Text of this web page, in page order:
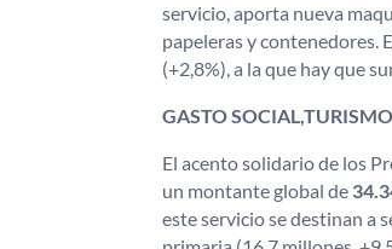
servicio, aporta nueva
papeleras y contenedores.
(+2,8%), a la que hay que
GASTO
El acento solidario de los
un montante global de
este servicio se destinan a